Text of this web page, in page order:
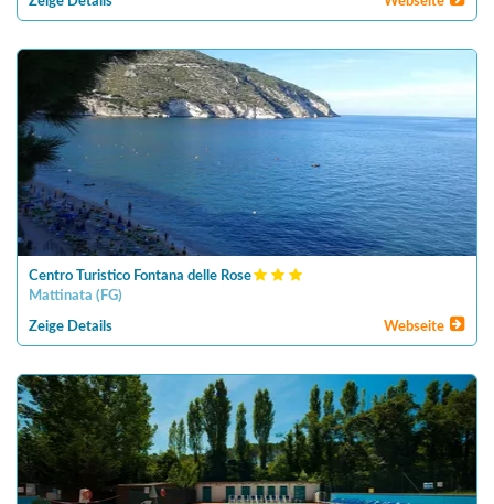
Centro Turistico Fontana delle Rose
Mattinata ( FG)
Zeige Details Webseite